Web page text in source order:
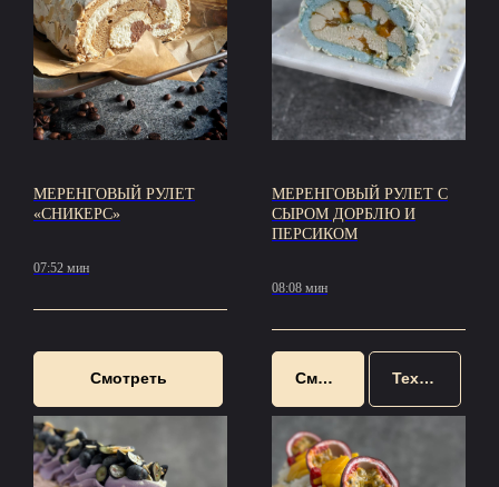
МЕРЕНГОВЫЙ РУЛЕТ
«СНИКЕРС»
07:52 мин
Смотреть
МЕРЕНГОВЫЙ РУЛЕТ С
СЫРОМ ДОРБЛЮ И
ПЕРСИКОМ
08:08 мин
Смотреть Техкарта